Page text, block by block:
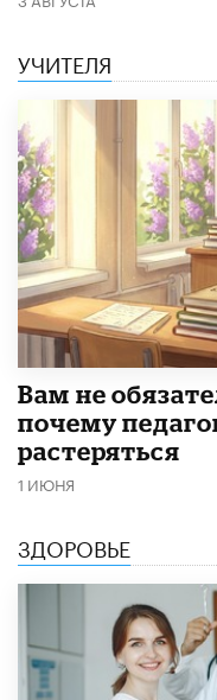
УЧИТЕЛЯ
​Вам не
почему
растеряться
1 ИЮНЯ
ЗДОРОВЬЕ